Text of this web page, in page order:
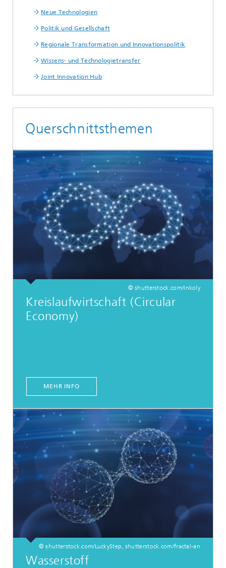
Neue Technologien
Politik und Gesellschaft
Regionale Transformation und Innovationspolitik
Wissens- und Technologietransfer
Joint Innovation Hub
Querschnittsthemen
© shutterstock.com/Inkoly
Kreislaufwirtschaft (Circular
Economy)
MEHR INFO
© shutterstock.com/LuckyStep, shutterstock.com/fractal-an
Wasserstoff